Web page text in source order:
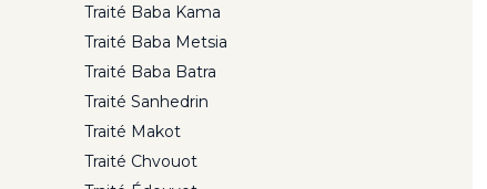
Traité Baba Kama
Traité Baba Metsia
Traité Baba Batra
Traité Sanhedrin
Traité Makot
Traité Chvouot